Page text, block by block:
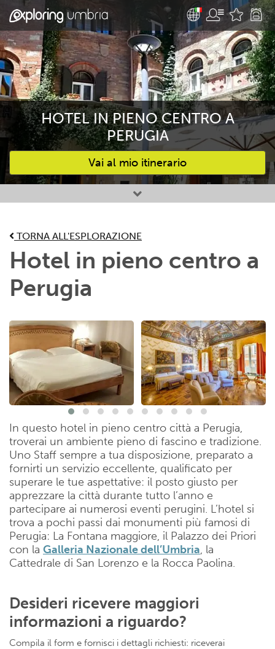
HOTEL IN PIENO CENTRO A
PERUGIA
Vai al mio itinerario
Attività preferite
TORNA ALL'ESPLORAZIONE
Hotel in pieno centro a
Perugia
In questo hotel in pieno centro città a Perugia,
troverai un ambiente pieno di fascino e tradizione.
Uno Staff sempre a tua disposizione, preparato a
fornirti un servizio eccellente, qualificato per
superare le tue aspettative: il posto giusto per
apprezzare la città durante tutto l’anno e
partecipare ai numerosi eventi perugini. L’hotel si
trova a pochi passi dai monumenti più famosi di
Perugia: La Fontana maggiore, il Palazzo dei Priori
con la Galleria Nazionale dell’Umbria, la
Cattedrale di San Lorenzo e la Rocca Paolina.
Desideri ricevere maggiori
informazioni a riguardo?
Compila il form e fornisci i dettagli richiesti: riceverai